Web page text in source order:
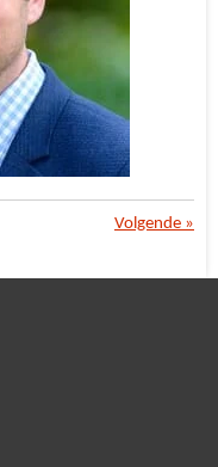
Volgende »